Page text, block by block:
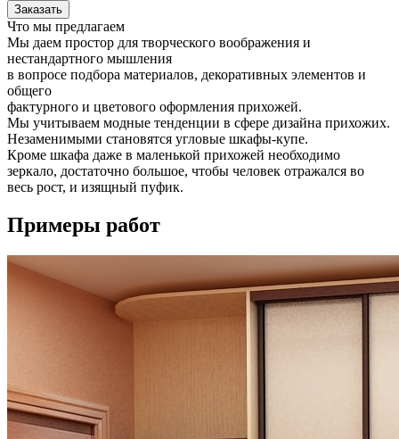
Заказать
Что мы предлагаем
Мы даем простор для творческого воображения и
нестандартного мышления
в вопросе подбора материалов, декоративных элементов и
общего
фактурного и цветового оформления прихожей.
Мы учитываем модные тенденции в сфере дизайна прихожих.
Незаменимыми становятся угловые шкафы-купе.
Кроме шкафа даже в маленькой прихожей необходимо
зеркало, достаточно большое, чтобы человек отражался во
весь рост, и изящный пуфик.
Примеры работ